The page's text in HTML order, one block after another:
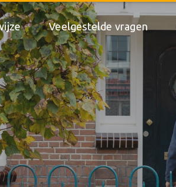
Veelgestelde vragen